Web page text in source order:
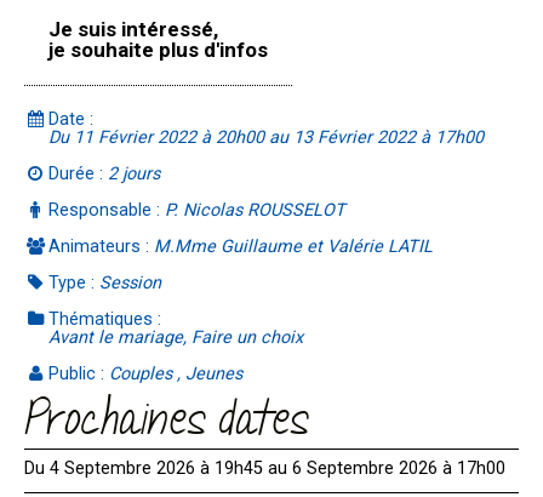
Je suis intéressé,
je souhaite plus d'infos
Date :
Du 11 Février 2022 à 20h00 au 13 Février 2022 à 17h00
Durée : 2 jours
Responsable : P. Nicolas ROUSSELOT
Animateurs : M.Mme Guillaume et Valérie LATIL
Type : Session
Thématiques :
Avant le mariage, Faire un choix
Public : Couples , Jeunes
Prochaines dates
Du 4 Septembre 2026 à 19h45 au 6 Septembre 2026 à 17h00